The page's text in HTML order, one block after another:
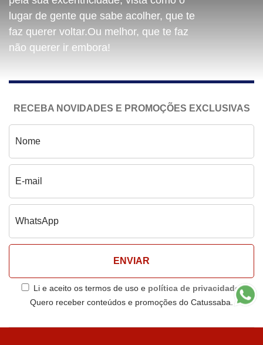
lugar de gente que sabe acolher, que te
faz querer voltar.Ou melhor, que te faz
não querer ir embora!
RECEBA NOVIDADES E PROMOÇÕES EXCLUSIVAS
Li e aceito os termos de uso e política de privacidade.
Quero receber conteúdos e promoções do Catussaba.